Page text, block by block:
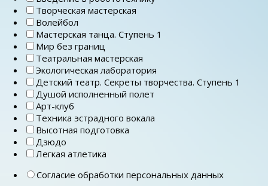
Творческая мастерская
Волейбол
Мастерская танца. Ступень 1
Мир без границ
Театральная мастерская
Экологическая лаборатория
Детский театр. Секреты творчества. Ступень 1
Душой исполненный полет
Арт-клуб
Техника эстрадного вокала
Высотная подготовка
Дзюдо
Легкая атлетика
Согласие обработки персональных данных